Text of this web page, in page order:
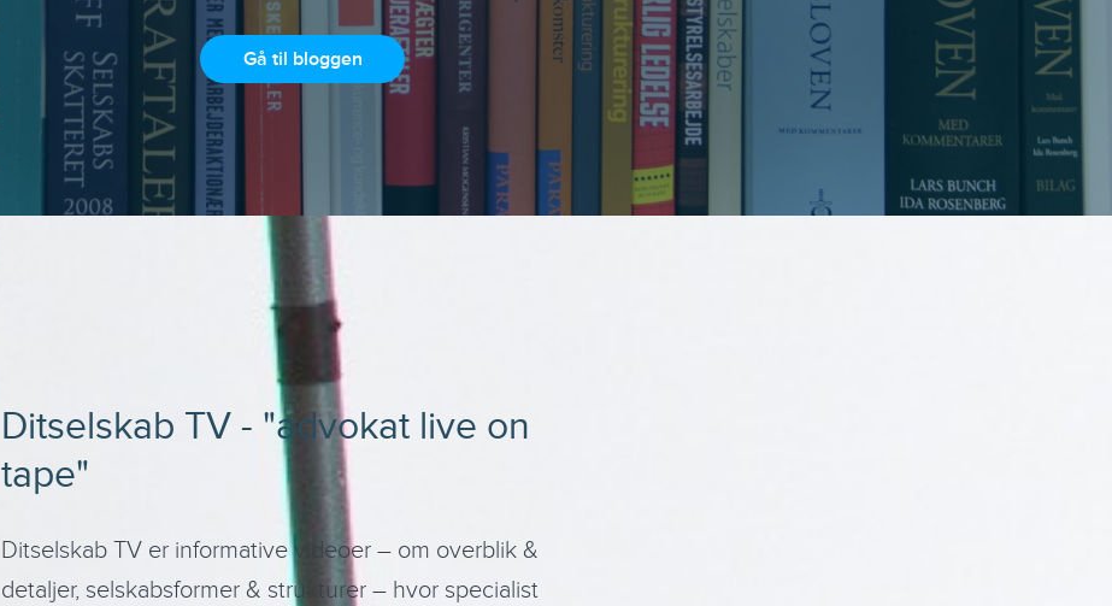
Gå til bloggen
Ditselskab TV - "advokat live on
tape"
Ditselskab TV er informative videoer – om overblik &
detaljer, selskabsformer & strukturer – hvor specialist